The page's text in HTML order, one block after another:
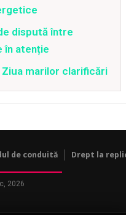
dispută între
în atenție
marilor clarificări
de conduită Drept la
2026